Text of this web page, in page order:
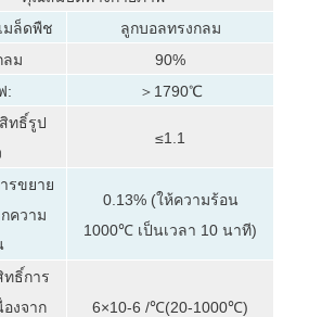
มล็ดพืช
ลูกบอลทรงกลม
ลม
90%
:
＞1790℃
ทธิ์รูป
≤1.1
รขยาย
ความ
0.13% (ให้ความร้อน
1000℃ เป็นเวลา 10 นาที)
ธิ์การ
งจาก
6×10-6 /℃(20-1000℃)